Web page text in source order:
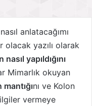
anlatacağımı
yazılı olarak
yapıldığını
Mimarlık okuyan
nı ve Kolon
vermeye